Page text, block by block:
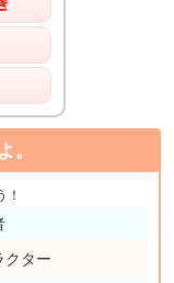
。
！
クター